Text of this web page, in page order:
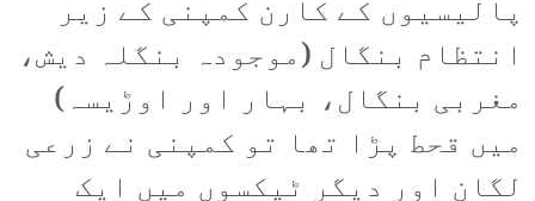
پالیسیوں کے کارن کمپنی کے زیر
انتظام بنگال (موجودہ بنگلہ دیش،
مغربی بنگال، بہار اور اوڑیسہ)
میں قحط پڑا تھا تو کمپنی نے زرعی
لگان اور دیگر ٹیکسوں میں ایک